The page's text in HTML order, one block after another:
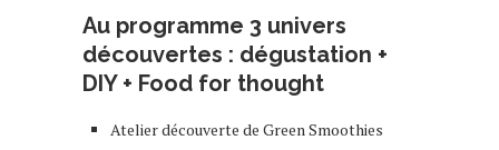
Au programme 3 univers
découvertes : dégustation +
DIY + Food for thought
Atelier découverte de Green Smoothies